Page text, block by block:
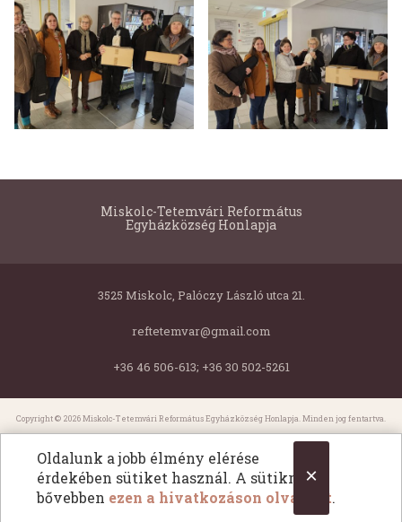
×
Oldalunk a jobb élmény elérése
érdekében sütiket használ. A sütikről
bővebben ezen a hivatkozáson olvashat.
Miskolc-Tetemvári Református
Egyházközség Honlapja
3525 Miskolc, Palóczy László utca 21.
reftetemvar@gmail.com
+36 46 506-613; +36 30 502-5261
Copyright © 2026 Miskolc-Tetemvári Református Egyházközség Honlapja. Minden jog fentartva.